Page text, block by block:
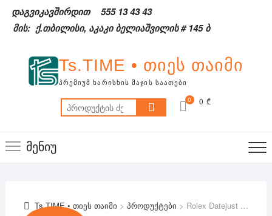
content
დაგვიკავშირდით
555 13 43 43
მის: ქ.თბილისი, აკაკი ბელიაშვილის # 145 ბ
Ts.TIME • თიეს თაიმი
ᲞᲠᲔᲛᲘᲣᲛ ᲮᲐᲠᲘᲡᲮᲘᲡ ᲛᲐᲯᲘᲡ ᲡᲐᲐᲗᲔᲑᲘ
ძებნა: 0 0 ₾
მენიუ
Ts.TIME • თიეს თაიმი > პროდუქტები > Rolex Datejust – მექანიკური